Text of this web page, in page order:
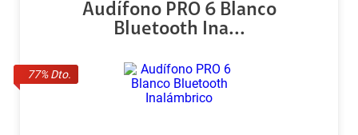
77% Dto.
Audífono PRO 6 Blanco
Bluetooth Ina...